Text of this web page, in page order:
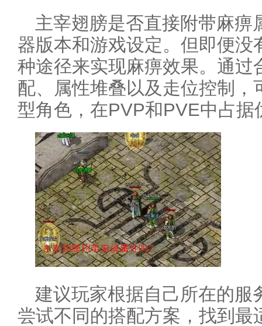
主宰翅膀是否直接附带麻痹
器版本和游戏设定。但即便没
种途径来实现麻痹效果。通过
配、属性堆叠以及走位控制，
型角色，在PVP和PVE中占据
建议玩家根据自己所在的服
尝试不同的搭配方案，找到最